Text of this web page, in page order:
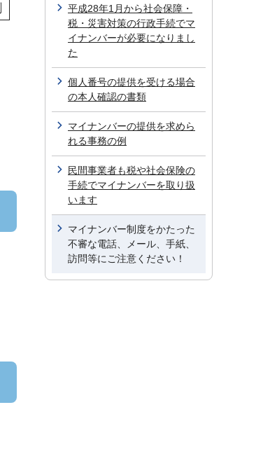
平成28年1月から社会保障・
税・災害対策の行政手続でマ
イナンバーが必要になりまし
た
個人番号の提供を受ける場合
の本人確認の書類
マイナンバーの提供を求めら
れる事務の例
民間事業者も税や社会保険の
手続でマイナンバーを取り扱
います
マイナンバー制度をかたった
不審な電話、メール、手紙、
訪問等にご注意ください！